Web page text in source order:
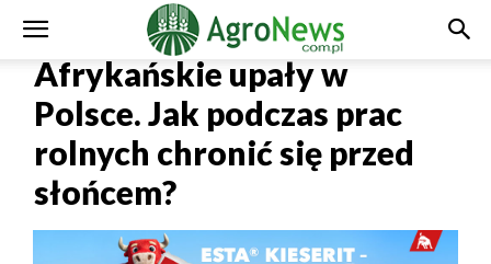
Afrykańskie upały w
Polsce. Jak podczas prac
rolnych chronić się przed
słońcem?